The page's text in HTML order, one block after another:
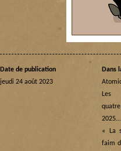
Date de publication
jeudi 24 août 2023
Dans
Les
quatre
2025…
« La
faim